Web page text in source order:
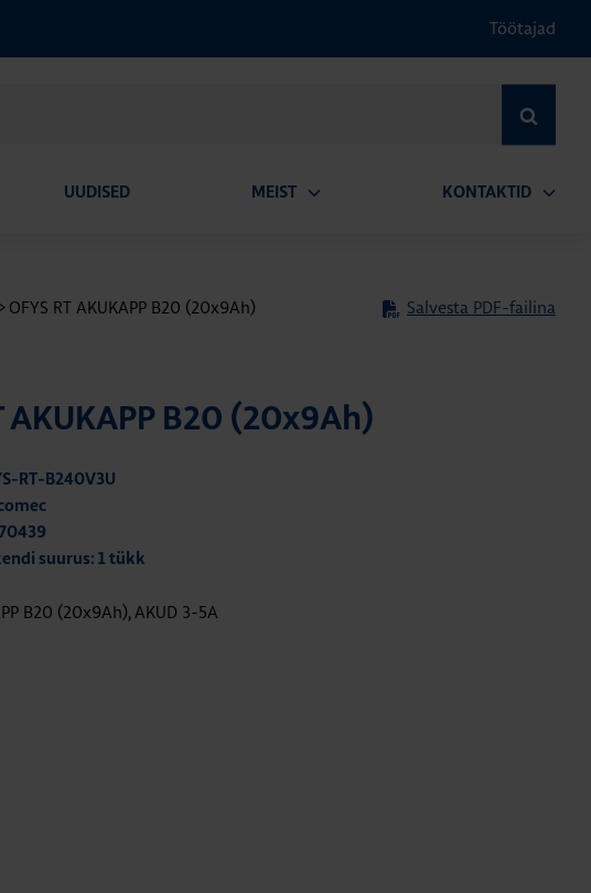
Töötajad
UUDISED MEIST KONTAKTID
> OFYS RT AKUKAPP B20 (20x9Ah) Salvesta PDF-failina
AKUKAPP B20 (20x9Ah)
RT-B240V3U
suurus: 1 tükk
B20 (20x9Ah), AKUD 3-5A